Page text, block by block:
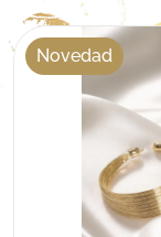
Novedad